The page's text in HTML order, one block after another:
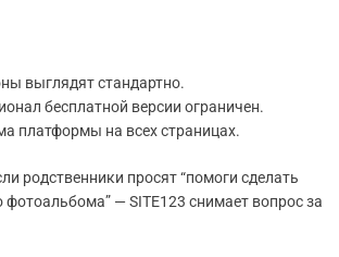
выглядят стандартно.
бесплатной версии ограничен.
платформы на всех страницах.
родственники просят “помоги сделать
фотоальбома” — SITE123 снимает вопрос за